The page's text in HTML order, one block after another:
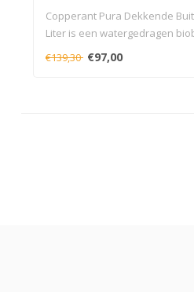
Copperant Pura Dekkende
Liter is een watergedragen
€139,30 €97,00